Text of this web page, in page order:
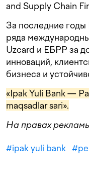
and Supply Chain
За последние годы
ряда
Uzcard и ЕБРР за
инноваций,
бизнеса и
«Ipak Yuli Bank —
maqsadlar sari».
На правах
#ipak yuli bank #